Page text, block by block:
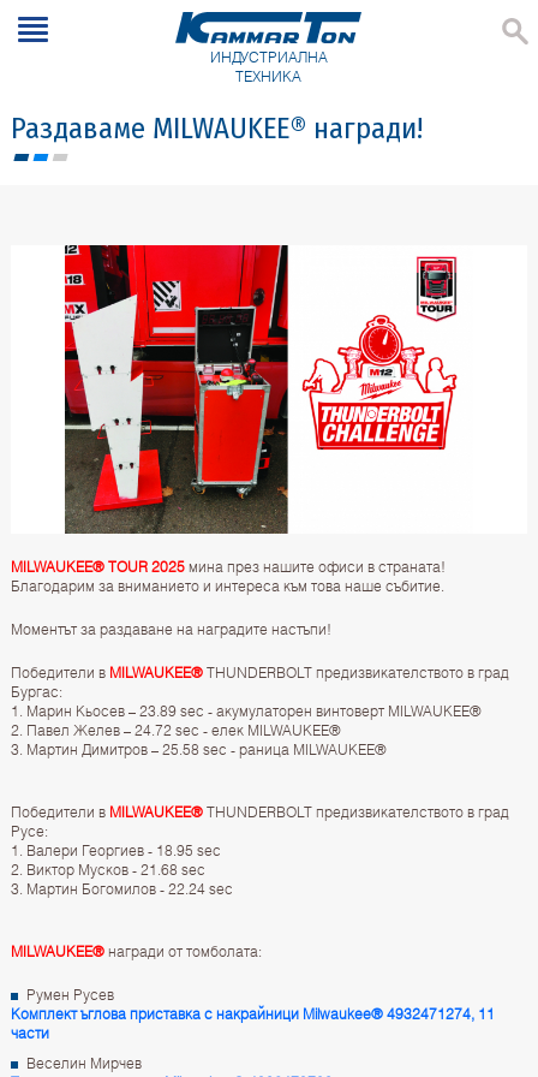
ИНДУСТРИАЛНА
ТЕХНИКА
Раздаваме MILWAUKEE® награди!
MILWAUKEE® TOUR 2025мина през нашите офиси в страната!
Благодарим за вниманието и интереса към това наше събитие.
Моментът за раздаване на наградите настъпи!
Победители в MILWAUKEE®THUNDERBOLT предизвикателството в град
Бургас:
Марин Кьосев – 23.89 sec - акумулаторен винтоверт MILWAUKEE®
Павел Желев – 24.72 sec - елек MILWAUKEE®
Мартин Димитров – 25.58 sec - раница MILWAUKEE®
Победители в MILWAUKEE®THUNDERBOLT предизвикателството в град
Русе:
Валери Георгиев - 18.95 sec
Виктор Мусков - 21.68 sec
Мартин Богомилов - 22.24 sec
MILWAUKEE®награди от томболата:
Румен Русев
Комплект ъглова приставка с накрайници Milwaukee® 4932471274, 11
части
Веселин Мирчев